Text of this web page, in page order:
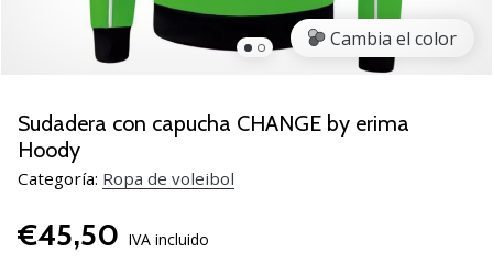
voleibol
Navidad
para
jugadores
de
¡Nuestros
Cambia el color
Sudadera con capucha CHANGE by erima
Hoody
Categoría: Ropa de voleibol
€45,50 IVA incluido